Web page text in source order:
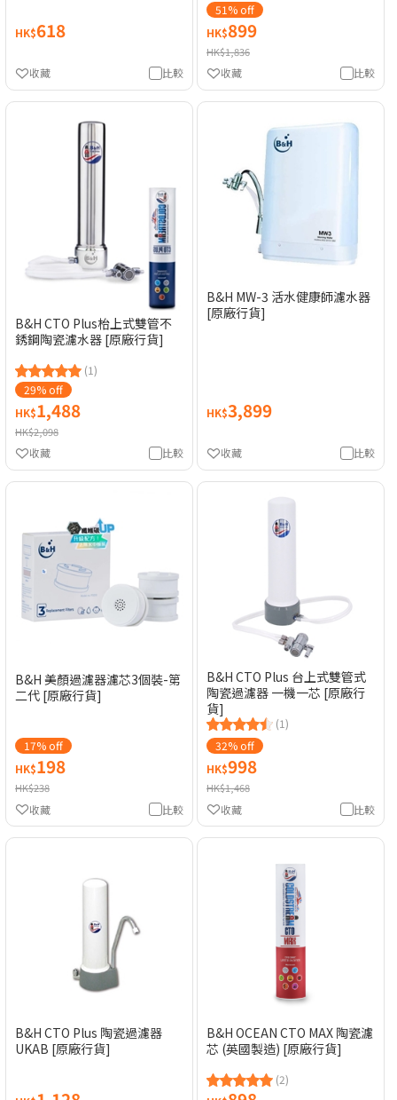
HK$618
比較
收藏
51% off
HK$899
HK$1,836
比較
收藏
B&H CTO Plus枱上式雙管不
銹鋼陶瓷濾水器 [原廠行貨]
(1)
29% off
HK$1,488
HK$2,098
比較
收藏
B&H MW-3 活水健康師濾水器
[原廠行貨]
HK$3,899
比較
收藏
B&H 美顏過濾器濾芯3個裝-第
二代 [原廠行貨]
17% off
HK$198
HK$238
比較
收藏
B&H CTO Plus 台上式雙管式
陶瓷過濾器 一機一芯 [原廠行
貨]
(1)
32% off
HK$998
HK$1,468
比較
收藏
B&H CTO Plus 陶瓷過濾器
UKAB [原廠行貨]
B&H OCEAN CTO MAX 陶瓷濾
芯 (英國製造) [原廠行貨]
(2)